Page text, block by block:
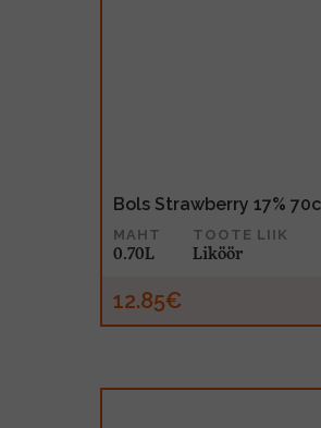
Bols Strawberry 17%
MAHT
0.70L
TOOTE LIIK
Liköör
12.85€